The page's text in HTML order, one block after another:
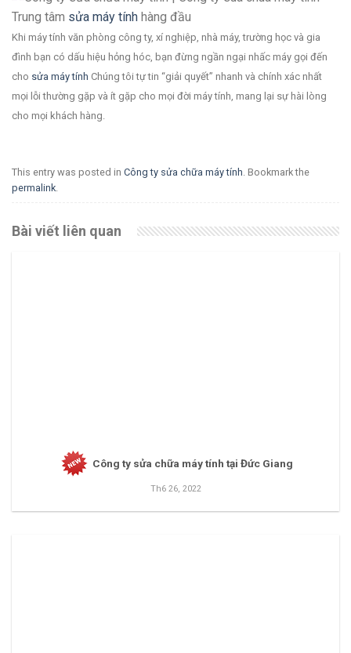
Trung tâm sửa máy tính hàng đầu
Khi máy tính văn phòng công ty, xí nghiệp, nhà máy, trường học và gia
đình bạn có dấu hiệu hỏng hóc, bạn đừng ngần ngại nhấc máy gọi đến
cho sửa máy tính Chúng tôi tự tin “giải quyết” nhanh và chính xác nhất
mọi lỗi thường gặp và ít gặp cho mọi đời máy tính, mang lại sự hài lòng
cho mọi khách hàng.
This entry was posted in Công ty sửa chữa máy tính . Bookmark the
permalink
Bài viết liên quan
Công ty sửa chữa máy tính tại Đức Giang
Th6 26, 2022